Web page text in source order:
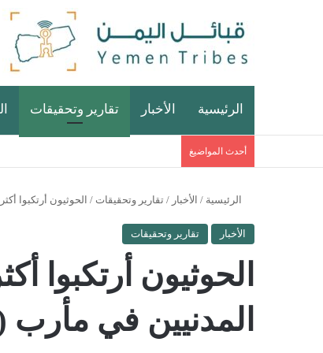
الرئيسية الأخبار تقارير وتحقيقات
أحدث المواضيغ
الرئيسية / الأخبار / تقارير وتحقيقات / الحوثيون أرتكبوا أكثر من 14 ألف انتهاك ضد المدنيين في
الأخبار تقارير وتحقيقات
المدنيين في